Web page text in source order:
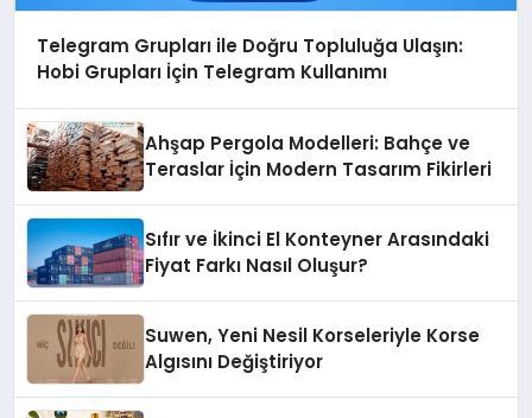
Telegram Grupları ile Doğru Topluluğa Ulaşın:
Hobi Grupları İçin Telegram Kullanımı
Ahşap Pergola Modelleri: Bahçe ve
Teraslar İçin Modern Tasarım Fikirleri
Sıfır ve İkinci El Konteyner Arasındaki
Fiyat Farkı Nasıl Oluşur?
Suwen, Yeni Nesil Korseleriyle Korse
Algısını Değiştiriyor